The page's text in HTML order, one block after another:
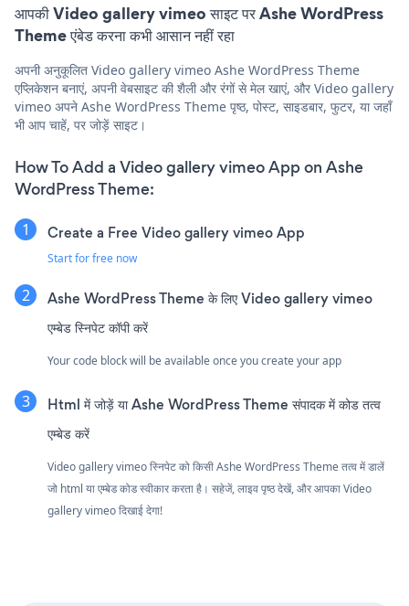
आपकी Video gallery vimeo साइट पर Ashe WordPress
Theme एंबेड करना कभी आसान नहीं रहा
अपनी अनुकूलित Video gallery vimeo Ashe WordPress Theme
एप्लिकेशन बनाएं, अपनी वेबसाइट की शैली और रंगों से मेल खाएं, और Video gallery
vimeo अपने Ashe WordPress Theme पृष्ठ, पोस्ट, साइडबार, फुटर, या जहाँ
भी आप चाहें, पर जोड़ें साइट।
How To Add a Video gallery vimeo App on Ashe
WordPress Theme:
Create a Free Video gallery vimeo App
Start for free now
Ashe WordPress Theme के लिए Video gallery vimeo
एम्बेड स्निपेट कॉपी करें
Your code block will be available once you create your app
Html में जोड़ें या Ashe WordPress Theme संपादक में कोड तत्व
एम्बेड करें
Video gallery vimeo स्निपेट को किसी Ashe WordPress Theme तत्व में डालें
जो html या एम्बेड कोड स्वीकार करता है। सहेजें, लाइव पृष्ठ देखें, और आपका Video
gallery vimeo दिखाई देगा!